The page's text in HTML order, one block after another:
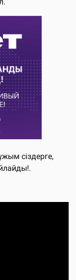
сіздерге,